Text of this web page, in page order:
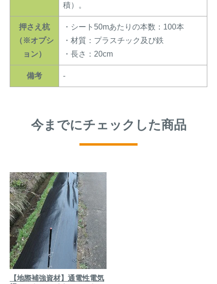
積）。
押さえ杭
（※オプシ
ョン）
・シート50mあたりの本数：100本
・材質：プラスチック及び鉄
・長さ：20cm
備考 -
今までにチェックした商品
【地際補強資材】通電性電気